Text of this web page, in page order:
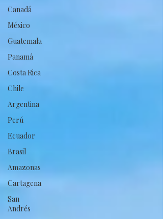
Canadá
México
Guatemala
Panamá
Costa Rica
Chile
Argentina
Perú
Ecuador
Brasil
Amazonas
Cartagena
San
Andrés